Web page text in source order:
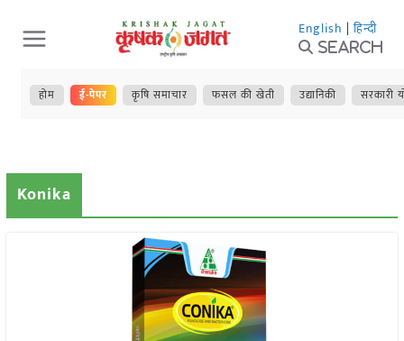
Skip
to
content
English | हिन्दी
Search
होम ई-पेपर कृषि समाचार फसल की खेती उद्यानिकी सरकारी
Konika